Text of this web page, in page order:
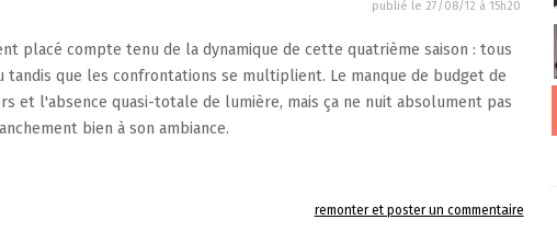
publié le 27/08/12 à 15h20
placé compte tenu de la dynamique de cette quatrième saison : tous
que les confrontations se multiplient. Le manque de budget de
et l'absence quasi-totale de lumière, mais ça ne nuit absolument pas
bien à son ambiance.
remonter et poster un commentaire